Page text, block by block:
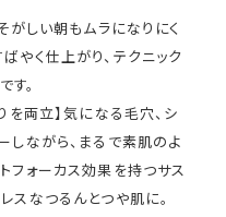
がしい朝もムラになりにく
やく仕上がり、テクニック
す。
を両立】気になる毛穴、シ
しながら、まるで素肌のよ
トフォーカス効果を持つサス
スなつるんとつや肌に。